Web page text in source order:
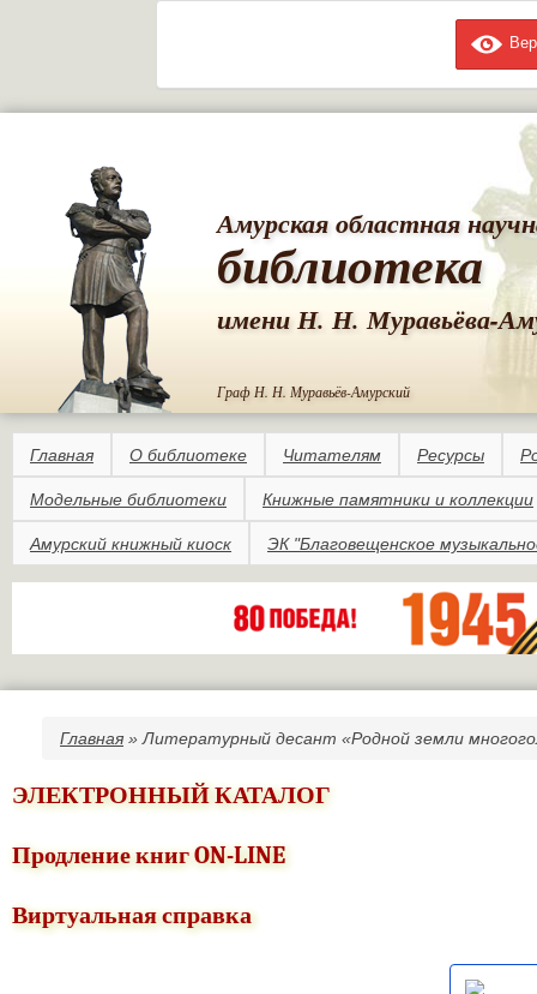
Амурская областная
библиотека
имени Н. Н. Муравьёва-
Граф Н. Н. Муравьёв-Амурский
Главная О библиотеке Читателям Ресурсы
Модельные библиотеки Книжные памятники и коллекции
Амурский книжный киоск ЭК "Благовещенское
Вы здесь
Главная » Литературный десант «Родной земли
ЭЛЕКТРОННЫЙ КАТАЛОГ
Продление книг ON-LINE
Виртуальная справка